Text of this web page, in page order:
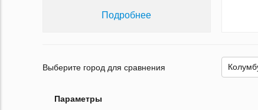
Подробнее
Выберите город для сравнения
Параметры